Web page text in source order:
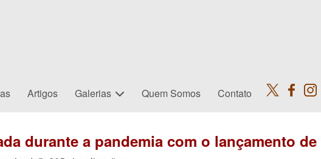
Artigos Galerias Quem Somos Contato
durante a pandemia com o lançamento de